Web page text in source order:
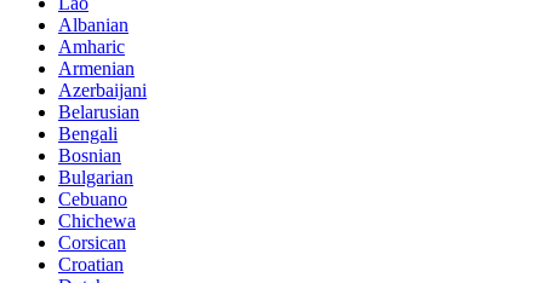
Albanian
Amharic
Armenian
Azerbaijani
Belarusian
Bengali
Bosnian
Bulgarian
Cebuano
Chichewa
Corsican
Croatian